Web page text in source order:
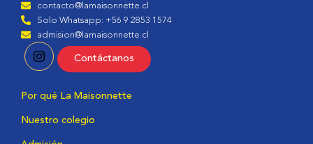
contacto@lamaisonnette.cl
Solo Whatsapp: +56 9 2853 1574
admision@lamaisonnette.cl
Contáctanos
Por qué La Maisonnette
Nuestro colegio